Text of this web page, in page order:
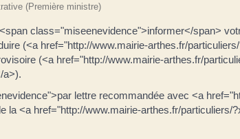
(Première ministre)
class="miseenevidence">informer</span>
(<a href="http://www.mairie-arthes.fr/
(<a href="http://www.mairie-arthes.fr/
a>).
lettre recommandée avec <a
<a href="http://www.mairie-arthes.fr/